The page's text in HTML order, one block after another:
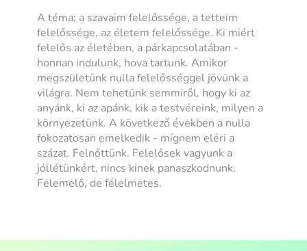
A téma: a szavaim felelőssége, a tetteim
felelőssége, az életem felelőssége. Ki miért
felelős az életében, a párkapcsolatában -
honnan indulunk, hova tartunk. Amikor
megszületünk nulla felelősséggel jövünk a
világra. Nem tehetünk semmiről, hogy ki az
anyánk, ki az apánk, kik a testvéreink, milyen a
környezetünk. A következő években a nulla
fokozatosan emelkedik - mígnem eléri a
százat. Felnőttünk. Felelősek vagyunk a
jóllétünkért, nincs kinek panaszkodnunk.
Felemelő, de félelmetes.